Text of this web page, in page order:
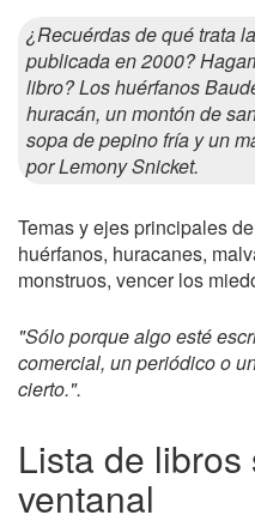
¿Recuérdas de qué trata
publicada en 2000?
libro? Los huérfanos
huracán, un montón de
sopa de pepino fría y un
por Lemony Snicket.
Temas y ejes principales
huérfanos, huracanes,
monstruos, vencer los
"Sólo porque algo esté
comercial, un periódico o
cierto.".
Lista de
ventanal